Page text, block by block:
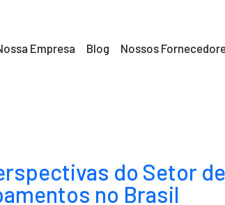
Empresa Blog Nossos
do Setor
no Brasil